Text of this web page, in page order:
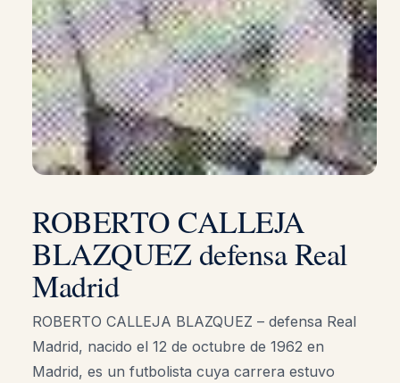
ROBERTO CALLEJA
BLAZQUEZ defensa Real
Madrid
ROBERTO CALLEJA BLAZQUEZ – defensa Real
Madrid, nacido el 12 de octubre de 1962 en
Madrid, es un futbolista cuya carrera estuvo